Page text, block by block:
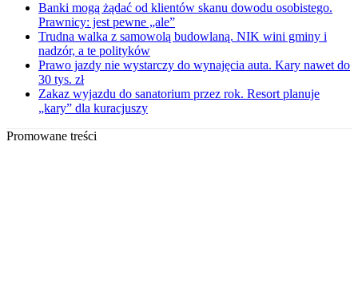
Banki mogą żądać od klientów skanu dowodu osobistego.
Prawnicy: jest pewne „ale”
Trudna walka z samowolą budowlaną. NIK wini gminy i
nadzór, a te polityków
Prawo jazdy nie wystarczy do wynajęcia auta. Kary nawet do
30 tys. zł
Zakaz wyjazdu do sanatorium przez rok. Resort planuje
„kary” dla kuracjuszy
Promowane treści